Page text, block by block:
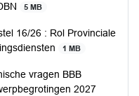
5 MB
16/26 : Rol Provinciale
1 MB
vragen BBB
2027